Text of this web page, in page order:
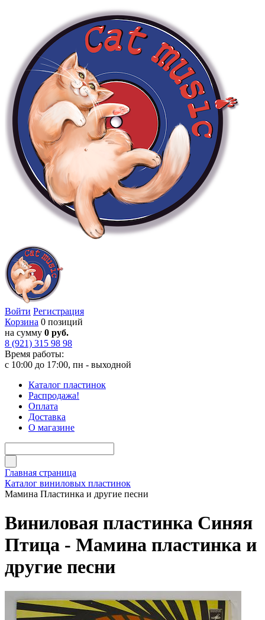
Войти Регистрация
Корзина 0 позиций
на сумму 0 руб.
8 (921) 315 98 98
Время работы:
с 10:00 до 17:00, пн - выходной
Каталог пластинок
Распродажа!
Оплата
Доставка
О магазине
Главная страница
Каталог виниловых пластинок
Мамина Пластинка и другие песни
Виниловая пластинка Синяя
Птица - Мамина пластинка и
другие песни